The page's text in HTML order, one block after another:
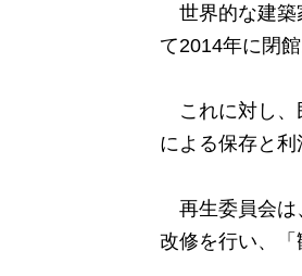
世界的な建築
て2014年に閉
これに対し、
による保存と利
再生委員会は
改修を行い、「